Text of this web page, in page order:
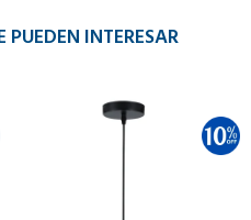
PUEDEN INTERESAR